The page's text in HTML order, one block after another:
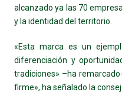
alcanzado ya las 70
y la identidad del territorio.
«Esta marca es un
diferenciación y
tradiciones» –ha
firme», ha señalado la